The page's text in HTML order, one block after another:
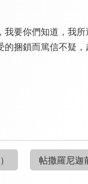
我要你們知道，我
捆鎖而篤信不疑，
帖撒羅尼迦